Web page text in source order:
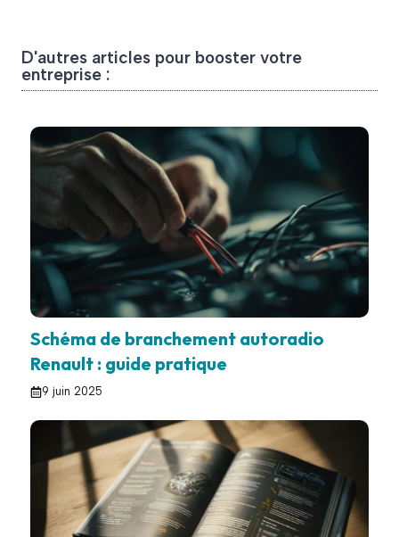
D'autres articles pour booster votre
entreprise :
Schéma de branchement autoradio
Renault : guide pratique
9 juin 2025